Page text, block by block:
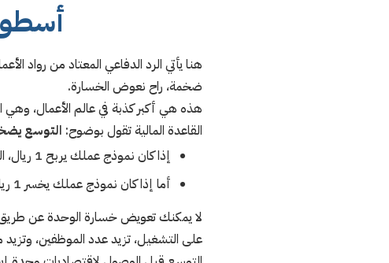
هنا يأتي الرد الدفاعي المعتاد من
ضخمة، راح نعوض الخسارة.
هذه هي أكبر كذبة في عالم الأعمال، وهي
القاعدة المالية تقول بوضوح: التوسع
إذا كان نموذج عملك يربح 1 ريال، التوسع لمليون عميل يعني ربح مليون ريال.
أما إذا كان نموذج عملك يخسر 1 ريال، التوسع لمليون عميل يعني
لا يمكنك تعويض خسارة الوحدة عن طريق
على التشغيل، تزيد عدد الموظفين،